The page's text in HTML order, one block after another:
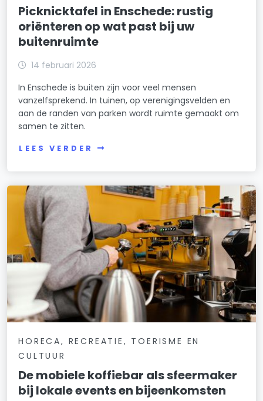
Picknicktafel in Enschede: rustig
oriënteren op wat past bij uw
buitenruimte
14 februari 2026
In Enschede is buiten zijn voor veel mensen
vanzelfsprekend. In tuinen, op verenigingsvelden en
aan de randen van parken wordt ruimte gemaakt om
samen te zitten.
LEES VERDER
HORECA, RECREATIE, TOERISME EN
CULTUUR
De mobiele koffiebar als sfeermaker
bij lokale events en bijeenkomsten